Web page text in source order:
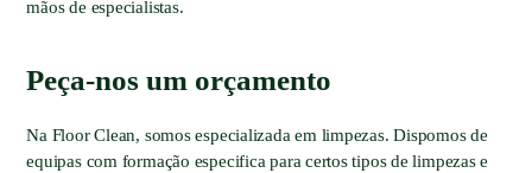
mãos de especialistas.
Peça-nos um orçamento
Na Floor Clean, somos especializada em limpezas. Dispomos de
equipas com formação especifica para certos tipos de limpezas e